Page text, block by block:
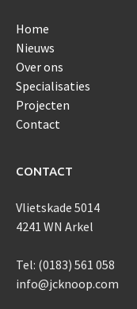
Home
Nieuws
Over ons
Specialisaties
Projecten
Contact
CONTACT
Vlietskade 5014
4241 WN Arkel
Tel: (0183) 561 058
info@jcknoop.com